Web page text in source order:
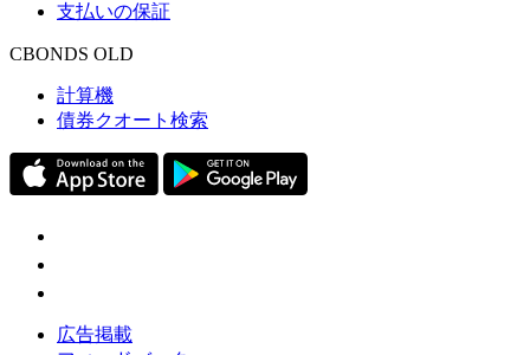
支払いの保証
CBONDS OLD
計算機
債券クオート検索
広告掲載